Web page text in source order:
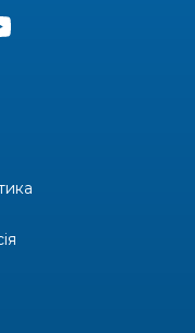
Полтаву
позивний
юних бахмутян